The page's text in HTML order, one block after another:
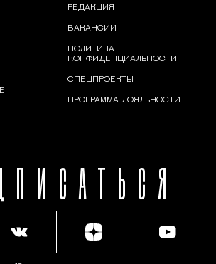
РЕДАКЦИЯ
ВАКАНСИИ
ПОЛИТИКА
КОНФИДЕНЦИАЛЬНОСТИ
СПЕЦПРОЕКТЫ
ПРОГРАММА ЛОЯЛЬНОСТИ